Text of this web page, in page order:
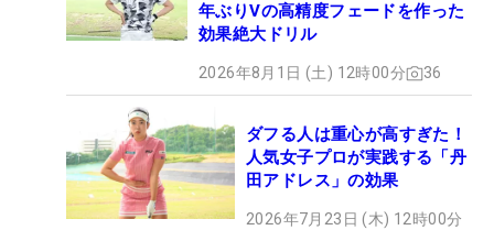
年ぶりVの高精度フェードを作った
効果絶大ドリル
2026年8月1日 (土) 12時00分 36
ダフる人は重心が高すぎた！
人気女子プロが実践する「丹
田アドレス」の効果
2026年7月23日 (木) 12時00分